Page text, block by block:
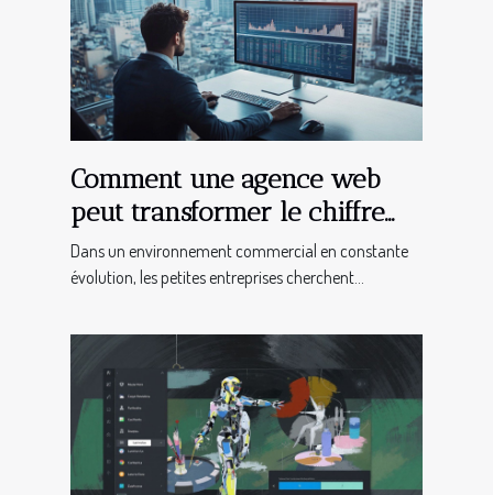
Comment une agence web
peut transformer le chiffre
d'affaires des TPE
Dans un environnement commercial en constante
évolution, les petites entreprises cherchent...